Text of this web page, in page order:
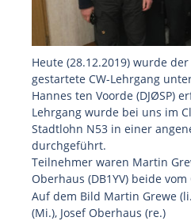
Heute (28.12.2019) wurde
gestartete CW-Lehrgang
Hannes ten Voorde (DJØSP)
Lehrgang wurde bei uns im
Stadtlohn N53 in einer
durchgeführt.
Teilnehmer waren Martin
Oberhaus (DB1YV) beide
Auf dem Bild Martin Grewe
(Mi.), Josef Oberhaus (re.)